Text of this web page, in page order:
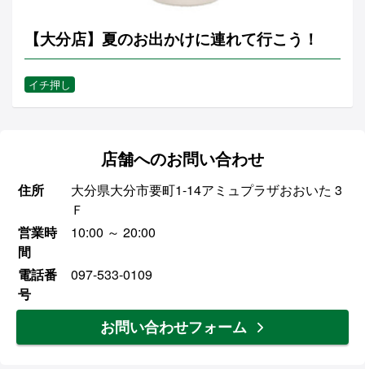
【大分店】夏のお出かけに連れて行こう！
イチ押し
店舗へのお問い合わせ
住所
大分県大分市要町1-14アミュプラザおおいた 3
Ｆ
営業時
間
10:00 ～ 20:00
電話番
号
097-533-0109
お問い合わせフォーム